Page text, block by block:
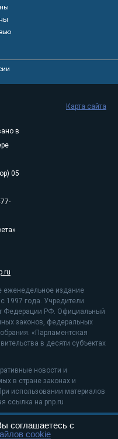
в
05
еженедельное издание
1997 года. Учредители
Федерации РФ. Официальный
законов, федеральных
«Парламентская
в десяти субъектах
новости и
в стране законах и
использовании материалов
ссылка на pnp.ru
рекомендательные
Карта сайта
соглашаетесь с
cookie